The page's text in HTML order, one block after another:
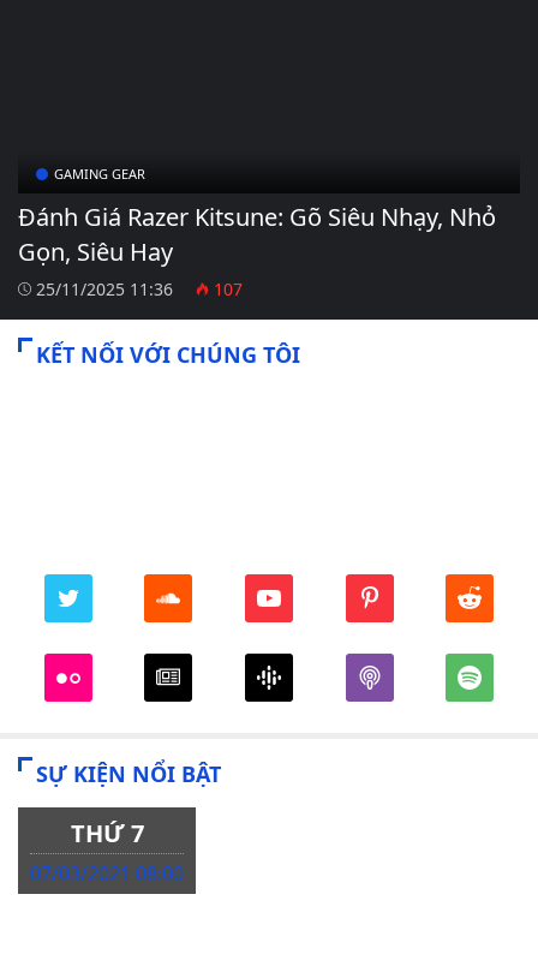
GAMING GEAR
Đánh Giá Razer Kitsune: Gõ Siêu Nhạy, Nhỏ
Gọn, Siêu Hay
25/11/2025 11:36 107
KẾT NỐI VỚI CHÚNG TÔI
SỰ KIỆN NỔI BẬT
THỨ 7
07/03/2021 08:00